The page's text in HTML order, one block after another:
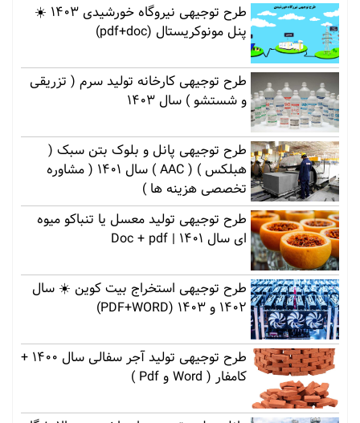
طرح توجیهی نیروگاه خورشیدی 1403 ☀️
پنل مونوکریستال (pdf+doc)
طرح توجیهی کارخانه تولید سرم ( تزریقی
و شستشو ) سال 1403
طرح توجیهی پانل و بلوک بتن سبک (
هبلکس ) ( AAC ) سال 1401 ( مشاوره
تخصصی هزینه ها )
طرح توجیهی تولید معسل یا تنباکو میوه
ای سال 1401 | Doc + pdf
طرح توجیهی استخراج بیت کوین ☀️ سال
1402 و 1403 (PDF+WORD)
طرح توجیهی تولید آجر سفالی سال 1400 +
کامفار ( Word و Pdf )